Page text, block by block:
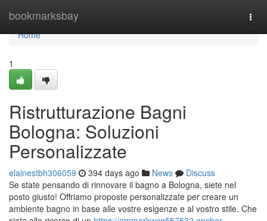
bookmarksbay
Home
Home
1
Ristrutturazione Bagni
Bologna: Soluzioni
Personalizzate
elainestbh306059 394 days ago News
Discuss
Se state pensando di rinnovare il bagno a Bologna, siete nel
posto giusto! Offriamo proposte personalizzate per creare un
ambiente bagno in base alle vostre esigenze e al vostro stile. Che